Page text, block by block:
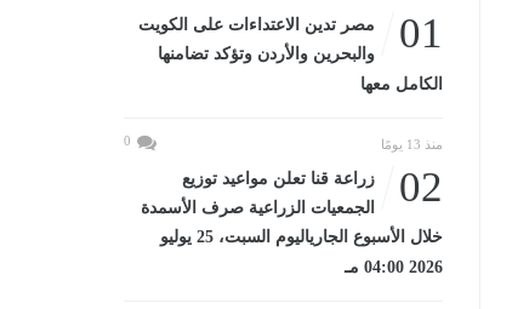
01
مصر تدين الاعتداءات على الكويت
والبحرين والأردن وتؤكد تضامنها
الكامل معها
منذ 13 يومًا 0
02
زراعة قنا تعلن مواعيد توزيع
الجمعيات الزراعية صرف الأسمدة
خلال الأسبوع الجارياليوم السبت، 25 يوليو
2026 04:00 مـ